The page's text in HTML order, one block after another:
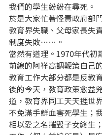
我們的學生紛紛在尋死。
於是大家忙著怪責政府部
教育界失職、父母家長失
制度失敗……。
當然有道理。1970年代初
前線的阿祥高調鞭策自己
教育工作大部分都是反教
後的今天，教育政策愈益
道，教育界同工天天捱世
不免滿手鮮血害死學生；
相以愛之名摧毀子女終生